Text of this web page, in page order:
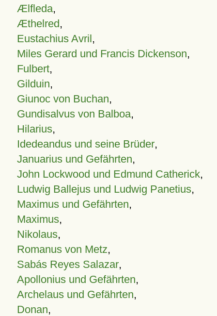
Ælfleda,
Æthelred,
Eustachius Avril,
Miles Gerard und Francis Dickenson,
Fulbert,
Gilduin,
Giunoc von Buchan,
Gundisalvus von Balboa,
Hilarius,
Idedeandus und seine Brüder,
Januarius und Gefährten,
John Lockwood und Edmund Catherick,
Ludwig Ballejus und Ludwig Panetius,
Maximus und Gefährten,
Maximus,
Nikolaus,
Romanus von Metz,
Sabás Reyes Salazar,
Apollonius und Gefährten,
Archelaus und Gefährten,
Donan,